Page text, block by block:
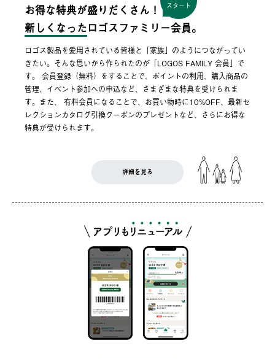
お得な特典が盛りだくさん！
スタート
新しくなった ロゴスファミリー会員。
ロゴス製品を愛用されている皆様と「家族」のようにつながってい
きたい。そんな思いから作られたのが「LOGOS FAMILY 会員」で
す。 会員登録（無料）をすることで、ポイントの利用、購入商品の
管理、イベント参加への申込など、さまざまな特典を受けられま
す。また、 有料会員になることで、お買い物時に10%OFF、最新セ
レクションカタログ引換クーポンのプレゼントなど、さらにお得な
特典が受けられます。
詳細を見る